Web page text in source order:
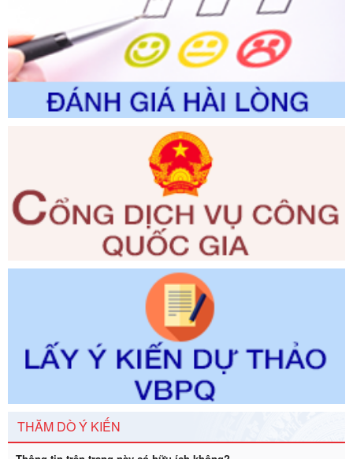
Ngày ban hành: 01/06/2026
Số kí hiệu:
2300/QĐ-UBND
Tên: V/v công bố danh mục thủ tục hành chính được sửa
đổi, bổ sung và phê duyệt quy trình nội bộ, quy trình điện tử
giải quyết thủ tục hành chính trong lĩnh vực Luật sư thuộc
phạm vi chức năng quản lý của Sở Tư pháp
351/2025/NĐ-CP
Tên: Nghị định số 351/2025/NĐ-CP của Chính phủ: Quy
định chuẩn nghèo đa chiều quốc gia giai đoạn 2026 - 2030
Ngày ban hành: 29/12/2026
3014/QĐ-UBND
Tên: Quyết định về việc công bố danh mục thủ tục hành
chính ban hành mới, sửa đổi bổ sung trong lĩnh vực hỗ trợ
đầu tư, lĩnh vực đấu thầu lựa chọn nhà thầu thuộc thẩm
quyền giải quyết của Sở Tài chính và Ban Quản lý Khu kinh
Ngày ban hành: 23/09/2026
Số kí hiệu:292/2026/NĐ-CP
Tên: Nghị định số 292/2026/NĐ-CP của Chính phủ: Quy
định chi tiết một số điều và biện pháp để tổ chức, hướng
dẫn thi hành Luật Quản lý ngoại thương
Ngày ban hành: 21/07/2026
Số kí hiệu:292/2026/NĐ-CP
THĂM DÒ Ý KIẾN